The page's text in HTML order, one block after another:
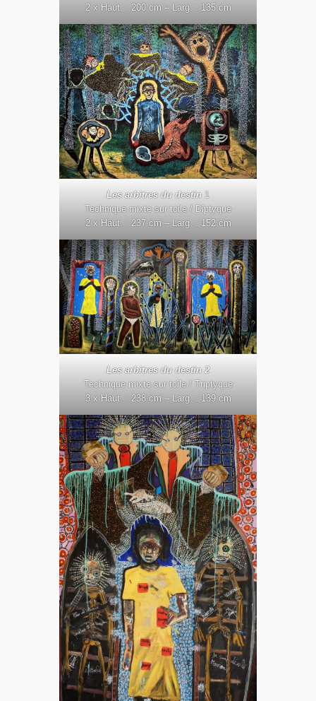
2 x Haut. : 200 cm – Larg. : 135 cm
Les arbitres du destin 1
Technique mixte sur toile / Diptyque
2 x Haut. : 237 cm – Larg. : 152 cm
Les arbitres du destin 2
Technique mixte sur toile / Triptyque
3 x Haut. : 238 cm – Larg. : 139 cm